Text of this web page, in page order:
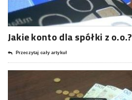
Jakie konto dla spółki z o.o.?
Przeczytaj cały artykuł